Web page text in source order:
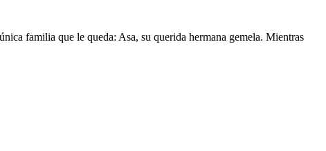
familia que le queda: Asa, su querida hermana gemela. Mientras